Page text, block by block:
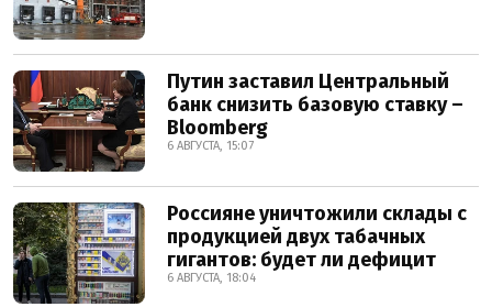
Путин заставил Центральный
банк снизить базовую ставку –
Bloomberg
6 АВГУСТА, 15:07
Россияне уничтожили склады с
продукцией двух табачных
гигантов: будет ли дефицит
6 АВГУСТА, 18:04